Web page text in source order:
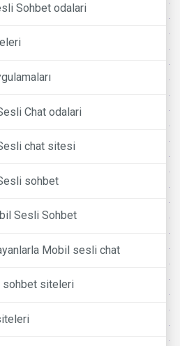
Sohbet odalari
Chat odalari
chat sitesi
sohbet
Sesli Sohbet
Mobil sesli chat
siteleri